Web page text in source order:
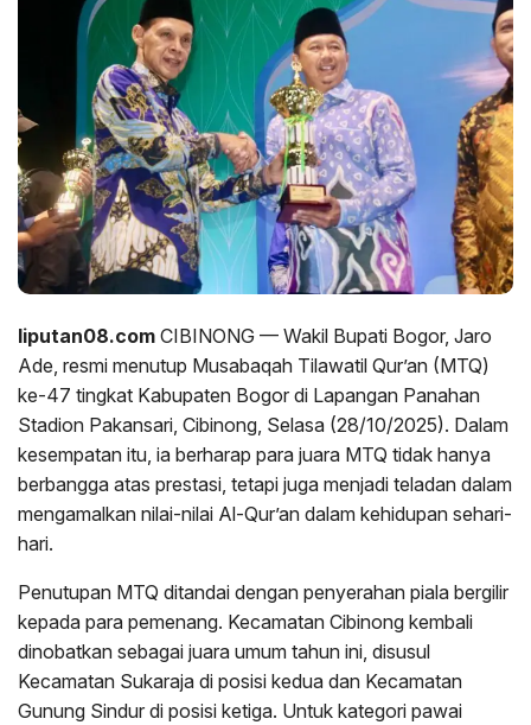
liputan08.com CIBINONG — Wakil Bupati Bogor, Jaro
Ade, resmi menutup Musabaqah Tilawatil Qur’an (MTQ)
ke-47 tingkat Kabupaten Bogor di Lapangan Panahan
Stadion Pakansari, Cibinong, Selasa (28/10/2025). Dalam
kesempatan itu, ia berharap para juara MTQ tidak hanya
berbangga atas prestasi, tetapi juga menjadi teladan dalam
mengamalkan nilai-nilai Al-Qur’an dalam kehidupan sehari-
hari.
Penutupan MTQ ditandai dengan penyerahan piala bergilir
kepada para pemenang. Kecamatan Cibinong kembali
dinobatkan sebagai juara umum tahun ini, disusul
Kecamatan Sukaraja di posisi kedua dan Kecamatan
Gunung Sindur di posisi ketiga. Untuk kategori pawai